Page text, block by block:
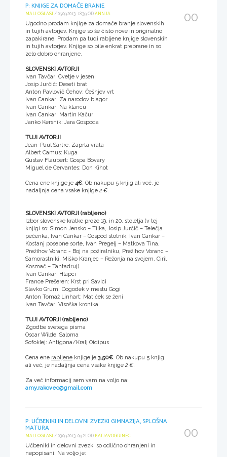
P: KNJIGE ZA DOMAČE BRANJE
MALI OGLASI / 05.09.2013, 18:39 OD ANNJA
Ugodno prodam knjige za domače branje slovenskih
in tujih avtorjev. Knjige so še čisto nove in originalno
zapakirane. Prodam pa tudi rabljene knjige slovenskih
in tujih avtorjev. Knjige so bile enkrat prebrane in so
zelo dobro ohranjene.
SLOVENSKI AVTORJI
Ivan Tavčar: Cvetje v jeseni
Josip Jurčič: Deseti brat
Anton Pavlovič Čehov: Češnjev vrt
Ivan Cankar: Za narodov blagor
Ivan Cankar: Na klancu
Ivan Cankar: Martin Kačur
Janko Kersnik: Jara Gospoda
TUJI AVTORJI
Jean-Paul Sartre: Zaprta vrata
Albert Camus: Kuga
Gustav Flaubert: Gospa Bovary
Miguel de Cervantes: Don Kihot
Cena ene knjige je 4€. Ob nakupu 5 knjig ali več, je
nadaljnja cena vsake knjige 2 €.
SLOVENSKI AVTORJI (rabljeno)
Izbor slovenske kratke proze 19. in 20. stoletja (v tej
knjigi so: Simon Jensko – Tilka, Josip Jurčič – Telečja
pečenka, Ivan Cankar – Gospod stotnik, Ivan Cankar –
Kostanj posebne sorte, Ivan Pregelj – Matkova Tina,
Prežihov Voranc - Boj na požiralniku, Prežihov Voranc –
Samorastniki, Miško Kranjec – Režonja na svojem, Ciril
Kosmač – Tantadruj).
Ivan Cankar: Hlapci
France Prešeren: Krst pri Savici
Slavko Grum: Dogodek v mestu Gogi
Anton Tomaž Linhart: Matiček se ženi
Ivan Tavčar: Visoška kronika
TUJI AVTORJI (rabljeno)
Zgodbe svetega pisma
Oscar Wilde: Saloma
Sofoklej: Antigona/Kralj Oidipus
Cena ene rabljene knjige je 3,50€. Ob nakupu 5 knjig
ali več, je nadaljnja cena vsake knjige 2 €.
Za več informacij sem vam na voljo na:
amy.rakovec@gmail.com
00
P: UČBENIKI IN DELOVNI ZVEZKI GIMNAZIJA, SPLOŠNA
MATURA
MALI OGLASI / 03.09.2013, 09:21 OD KATJA.VOGRINEC
Učbeniki in delovni zvezki so odlično ohranjeni in
nepopisani. Na voljo je:
00